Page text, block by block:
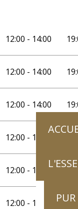
12:00 - 14:00
12:00 - 14:00
12:00 - 14:00
12:00 - 14:00
12:00 - 14:00
12:00 - 14:00